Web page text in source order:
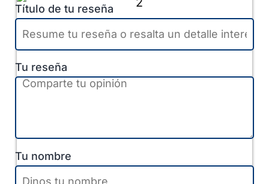
Título de tu reseña
Tu reseña
Tu nombre